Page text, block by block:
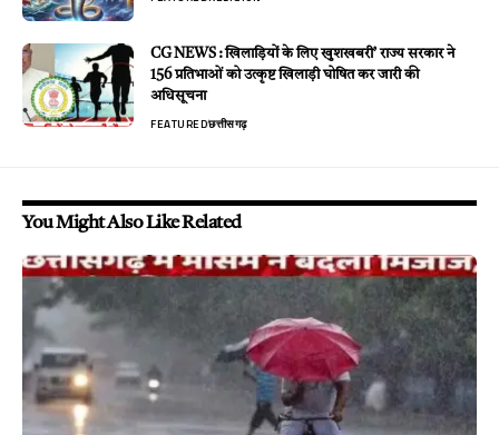
CG NEWS : खिलाड़ियों के लिए खुशखबरी’ राज्य सरकार ने
156 प्रतिभाओं को उत्कृष्ट खिलाड़ी घोषित कर जारी की
अधिसूचना
FEATUREDछत्तीसगढ़
You Might Also Like Related